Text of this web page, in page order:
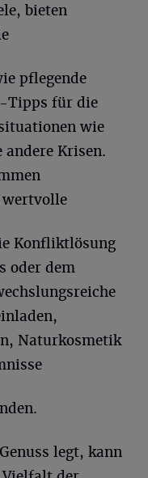
bieten
pflegende
Tipps für die
wie
andere Krisen.
wertvolle
Konfliktlösung
oder dem
Naturkosmetik
legt, kann